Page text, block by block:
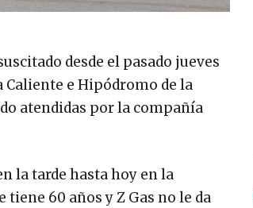
desde el pasado jueves
Caliente e Hipódromo de la
atendidas por la compañía
la tarde hasta hoy en la
60 años y Z Gas no le da